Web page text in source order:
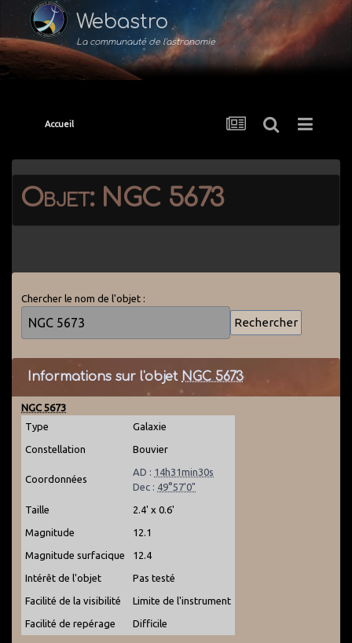
Webastro
La communauté de l'astronomie
Accueil
Objet: NGC 5673
Chercher le nom de l'objet :
Informations sur l'objet NGC 5673
NGC 5673
Type
Galaxie
Constellation Bouvier
Coordonnées
AD : 14h31min30s
Dec : 49°57'0"
Taille 2.4' x 0.6'
Magnitude 12.1
Magnitude surfacique 12.4
Intérêt de l'objet Pas testé
Facilité de la visibilité Limite de l'instrument
Facilité de repérage Difficile